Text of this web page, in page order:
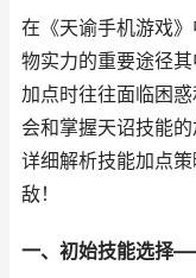
在《天谕手机游戏
物实力的重要途径
加点时往往面临困
会和掌握天诏技能
详细解析技能加点
敌！
一、初始技能选择